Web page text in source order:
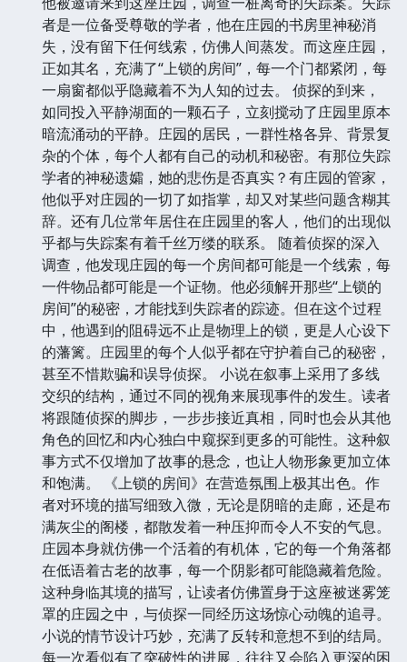
者是一位备受尊敬的学者，他在庄园的书房里神秘消
失，没有留下任何线索，仿佛人间蒸发。而这座庄园，
正如其名，充满了“上锁的房间”，每一个门都紧闭，每
一扇窗都似乎隐藏着不为人知的过去。 侦探的到来，
如同投入平静湖面的一颗石子，立刻搅动了庄园里原本
暗流涌动的平静。庄园的居民，一群性格各异、背景复
杂的个体，每个人都有自己的动机和秘密。有那位失踪
学者的神秘遗孀，她的悲伤是否真实？有庄园的管家，
他似乎对庄园的一切了如指掌，却又对某些问题含糊其
辞。还有几位常年居住在庄园里的客人，他们的出现似
乎都与失踪案有着千丝万缕的联系。 随着侦探的深入
调查，他发现庄园的每一个房间都可能是一个线索，每
一件物品都可能是一个证物。他必须解开那些“上锁的
房间”的秘密，才能找到失踪者的踪迹。但在这个过程
中，他遇到的阻碍远不止是物理上的锁，更是人心设下
的藩篱。庄园里的每个人似乎都在守护着自己的秘密，
甚至不惜欺骗和误导侦探。 小说在叙事上采用了多线
交织的结构，通过不同的视角来展现事件的发生。读者
将跟随侦探的脚步，一步步接近真相，同时也会从其他
角色的回忆和内心独白中窥探到更多的可能性。这种叙
事方式不仅增加了故事的悬念，也让人物形象更加立体
和饱满。 《上锁的房间》在营造氛围上极其出色。作
者对环境的描写细致入微，无论是阴暗的走廊，还是布
满灰尘的阁楼，都散发着一种压抑而令人不安的气息。
庄园本身就仿佛一个活着的有机体，它的每一个角落都
在低语着古老的故事，每一个阴影都可能隐藏着危险。
这种身临其境的描写，让读者仿佛置身于这座被迷雾笼
罩的庄园之中，与侦探一同经历这场惊心动魄的追寻。
小说的情节设计巧妙，充满了反转和意想不到的结局。
每一次看似有了突破性的进展，往往又会陷入更深的困